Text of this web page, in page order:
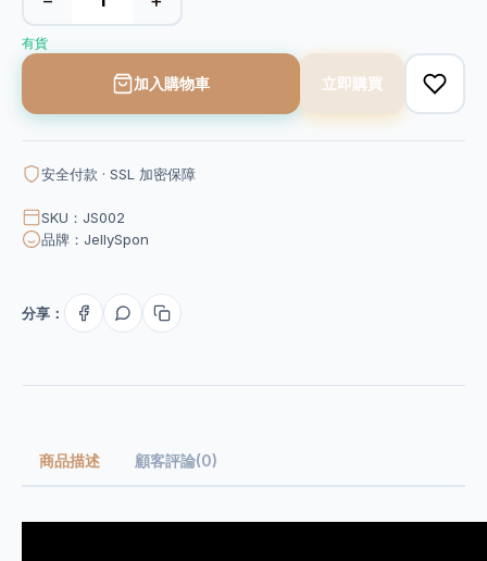
有貨
加入購物車 立即購買
安全付款 · SSL 加密保障
SKU：JS002
品牌：JellySpon
分享：
商品描述 顧客評論(0)